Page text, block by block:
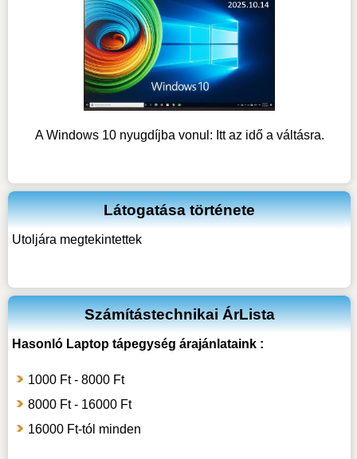
A Windows 10 nyugdíjba vonul: Itt az idő a váltásra.
Látogatása története
Utoljára megtekintettek
Számítástechnikai ÁrLista
Hasonló Laptop tápegység árajánlataink :
1000 Ft - 8000 Ft
8000 Ft - 16000 Ft
16000 Ft-tól minden